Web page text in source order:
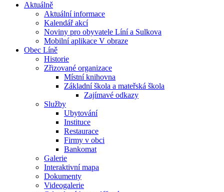
Aktuálně
Aktuální informace
Kalendář akcí
Noviny pro obyvatele Líní a Sulkova
Mobilní aplikace V obraze
Obec Líně
Historie
Zřizované organizace
Místní knihovna
Základní škola a mateřská škola
Zajímavé odkazy
Služby
Ubytování
Instituce
Restaurace
Firmy v obci
Bankomat
Galerie
Interaktivní mapa
Dokumenty
Videogalerie